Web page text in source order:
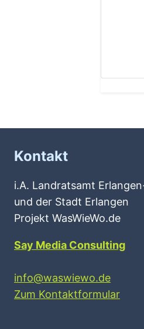
Kontakt
i.A. Landratsamt
und der Stadt Erlangen
Projekt WasWieWo.de
Say Media Consulting
info@waswiewo.de
Zum Kontaktformular